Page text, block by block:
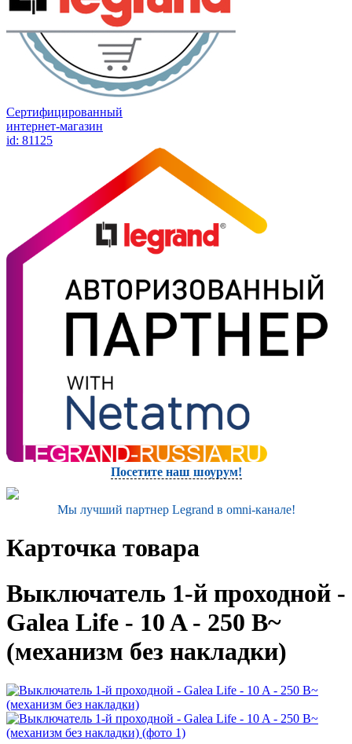
Сертифицированный
интернет-магазин
id: 81125
Посетите наш шоурум!
Мы лучший партнер Legrand в omni-канале!
Карточка товара
Выключатель 1-й проходной -
Galea Life - 10 A - 250 В~
(механизм без накладки)